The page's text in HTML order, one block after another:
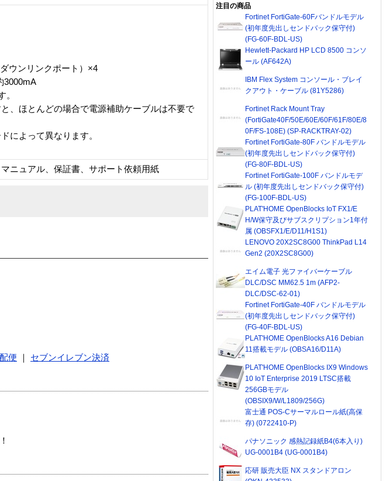
ウンリンクポート）×4
3000mA
。
、ほとんどの場合で電源補助ケーブルは不要で
によって異なります。
ニュアル、保証書、サポート依頼用紙
便
セブンイレブン決済
注目の商品
Fortinet FortiGate-60Fバンドルモデル
(初年度先出しセンドバック保守付)
(FG-60F-BDL-US)
Hewlett-Packard HP LCD 8500 コンソ
ール (AF642A)
IBM Flex System コンソール・ブレイ
クアウト・ケーブル (81Y5286)
Fortinet Rack Mount Tray
(FortiGate40F/50E/60E/60F/61F/80E/8
0F/FS-108E) (SP-RACKTRAY-02)
Fortinet FortiGate-80F バンドルモデル
(初年度先出しセンドバック保守付)
(FG-80F-BDL-US)
Fortinet FortiGate-100F バンドルモデ
ル (初年度先出しセンドバック保守付)
(FG-100F-BDL-US)
PLAT'HOME OpenBlocks IoT FX1/E
H/W保守及びサブスクリプション1年付
属 (OBSFX1/E/D11/H1S1)
LENOVO 20X2SC8G00 ThinkPad L14
Gen2 (20X2SC8G00)
エイム電子 光ファイバーケーブル
DLC/DSC MM62.5 1m (AFP2-
DLC/DSC-62-01)
Fortinet FortiGate-40F バンドルモデル
(初年度先出しセンドバック保守付)
(FG-40F-BDL-US)
PLAT'HOME OpenBlocks A16 Debian
11搭載モデル (OBSA16/D11A)
PLAT'HOME OpenBlocks IX9 Windows
10 IoT Enterprise 2019 LTSC搭載
256GBモデル
(OBSIX9/W/L1809/256G)
富士通 POS-Cサーマルロール紙(高保
存) (0722410-P)
パナソニック 感熱記録紙B4(6本入り)
UG-0001B4 (UG-0001B4)
応研 販売大臣 NX スタンドアロン